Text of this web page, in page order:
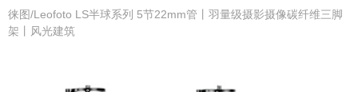
徕图/Leofoto LS半球系列 5节22mm管丨羽量级摄影摄像碳纤维三脚
架丨风光建筑